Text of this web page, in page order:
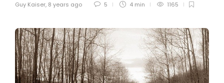
Guy Kaiser, 8 years ago 5 4 min 1165